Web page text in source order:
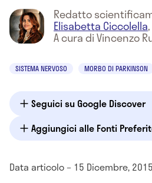
Redatto
Elisabetta Ciccolella,
A cura di Vincenzo
SISTEMA NERVOSO MORBO DI PARKINSON
Seguici su Google Discover
Aggiungici alle Fonti
Data articolo – 15 Dicembre, 2015